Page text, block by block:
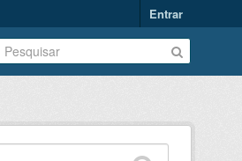
Entrar